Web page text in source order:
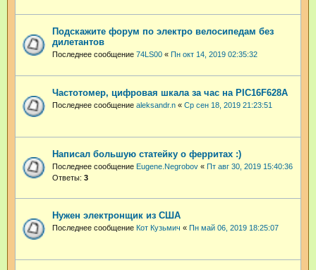
Подскажите форум по электро велосипедам без
дилетантов
Последнее сообщение 74LS00 « Пн окт 14, 2019 02:35:32
Частотомер, цифровая шкала за час на PIC16F628A
Последнее сообщение aleksandr.n « Ср сен 18, 2019 21:23:51
Написал большую статейку о ферритах :)
Последнее сообщение Eugene.Negrobov « Пт авг 30, 2019 15:40:36
Ответы: 3
Нужен электронщик из США
Последнее сообщение Кот Кузьмич « Пн май 06, 2019 18:25:07